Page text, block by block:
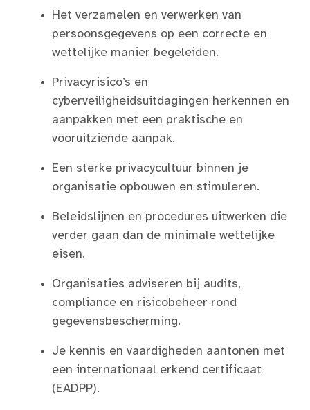
Het verzamelen en verwerken van
persoonsgegevens op een correcte en
wettelijke manier begeleiden.
Privacyrisico’s en
cyberveiligheidsuitdagingen herkennen en
aanpakken met een praktische en
vooruitziende aanpak.
Een sterke privacycultuur binnen je
organisatie opbouwen en stimuleren.
Beleidslijnen en procedures uitwerken die
verder gaan dan de minimale wettelijke
eisen.
Organisaties adviseren bij audits,
compliance en risicobeheer rond
gegevensbescherming.
Je kennis en vaardigheden aantonen met
een internationaal erkend certificaat
(EADPP).